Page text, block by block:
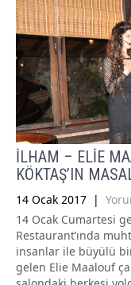
İLHAM – ELİE
KÖKTAŞ’IN
14 Ocak 2017 |
14 Ocak Cumartesi
Restaurant’ında
insanlar ile büyülü
gelen Elie Maalouf